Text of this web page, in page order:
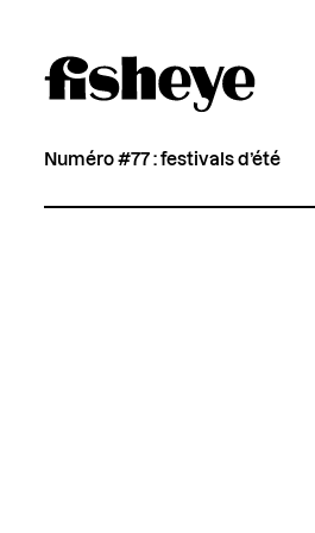
Numéro #77 : festivals d’été